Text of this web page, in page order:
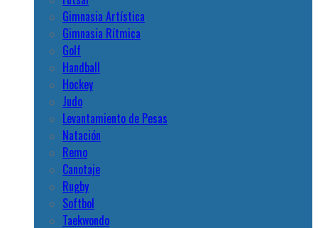
Gimnasia Artística
Gimnasia Rítmica
Golf
Handball
Hockey
Judo
Levantamiento de Pesas
Natación
Remo
Canotaje
Rugby
Softbol
Taekwondo